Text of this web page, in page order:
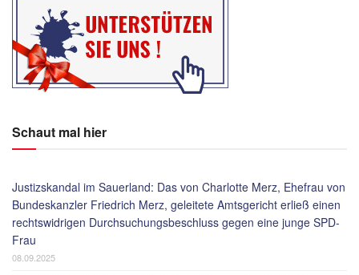
Schaut mal hier
Justizskandal im Sauerland: Das von Charlotte Merz, Ehefrau von
Bundeskanzler Friedrich Merz, geleitete Amtsgericht erließ einen
rechtswidrigen Durchsuchungsbeschluss gegen eine junge SPD-
Frau
08.09.2025